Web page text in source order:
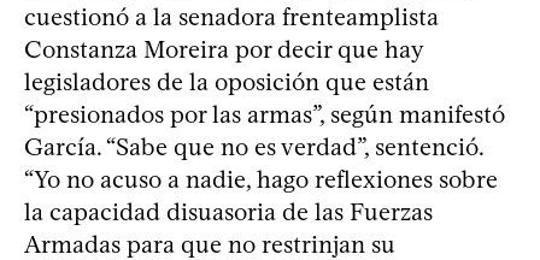
cuestionó a la senadora frenteamplista
Constanza Moreira por decir que hay
legisladores de la oposición que están
“presionados por las armas”, según manifestó
García. “Sabe que no es verdad”, sentenció.
“Yo no acuso a nadie, hago reflexiones sobre
la capacidad disuasoria de las Fuerzas
Armadas para que no restrinjan su